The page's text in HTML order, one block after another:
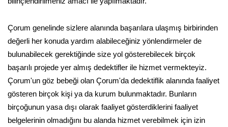
Çorum genelinde sizlere alanında başarılara ulaşmış birbirinden
değerli her konuda yardım alabileceğiniz yönlendirmeler de
bulunabilecek gerektiğinde size yol gösterebilecek birçok
başarılı projede yer almış dedektifler ile hizmet vermekteyiz.
Çorum'un göz bebeği olan Çorum'da dedektiflik alanında faaliyet
gösteren birçok kişi ya da kurum bulunmaktadır. Bunların
birçoğunun yasa dışı olarak faaliyet gösterdiklerini faaliyet
belgelerinin olmadığını bu alanda hizmet verebilmek için izin